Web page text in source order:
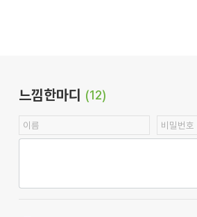
느낌한마디 (12)